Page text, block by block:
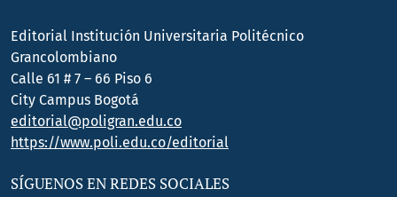
Editorial Institución Universitaria Politécnico
Grancolombiano
Calle 61 # 7 – 66 Piso 6
City Campus Bogotá
editorial@poligran.edu.co
https://www.poli.edu.co/editorial
SÍGUENOS EN REDES SOCIALES